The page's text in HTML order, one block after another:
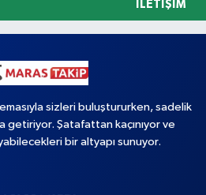
İLETIŞIM
sizleri buluştururken, sadelik
getiriyor. Şatafattan kaçınıyor ve
bir altyapı sunuyor.